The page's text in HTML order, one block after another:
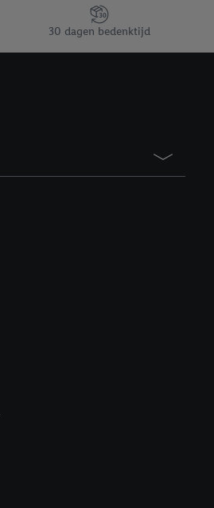
30 dagen bedenktijd